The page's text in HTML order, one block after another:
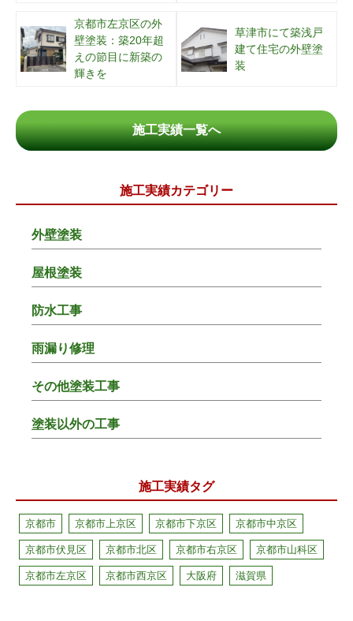
京都市左京区の外
壁塗装：築20年超
えの節目に新築の
輝きを
草津市にて築浅戸
建て住宅の外壁塗
装
施工実績一覧へ
施工実績カテゴリー
外壁塗装
屋根塗装
防水工事
雨漏り修理
その他塗装工事
塗装以外の工事
施工実績タグ
京都市 京都市上京区 京都市下京区 京都市中京区
京都市伏見区 京都市北区 京都市右京区 京都市山科区
京都市左京区 京都市西京区 大阪府 滋賀県